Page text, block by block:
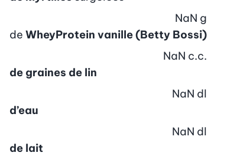
de WheyProtein vanille (Betty Bossi)
NaN g
de graines de lin
NaN c.c.
d’eau
NaN dl
de lait
NaN dl